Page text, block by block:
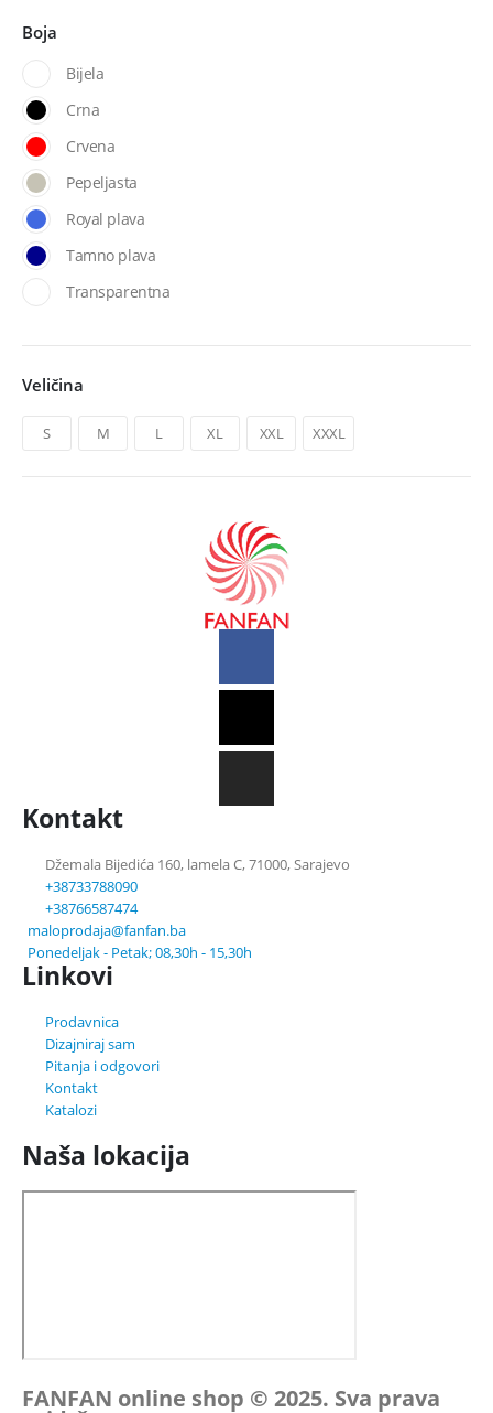
Boja
Bijela
Crna
Crvena
Pepeljasta
Royal plava
Tamno plava
Transparentna
Veličina
S M L XL XXL XXXL
Kontakt
Džemala Bijedića 160, lamela C, 71000, Sarajevo
+38733788090
+38766587474
maloprodaja@fanfan.ba
Ponedeljak - Petak; 08,30h - 15,30h
Linkovi
Prodavnica
Dizajniraj sam
Pitanja i odgovori
Kontakt
Katalozi
Naša lokacija
FANFAN online shop © 2025. Sva prava